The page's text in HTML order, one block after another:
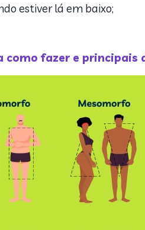
estiver lá em baixo;
fazer e principais